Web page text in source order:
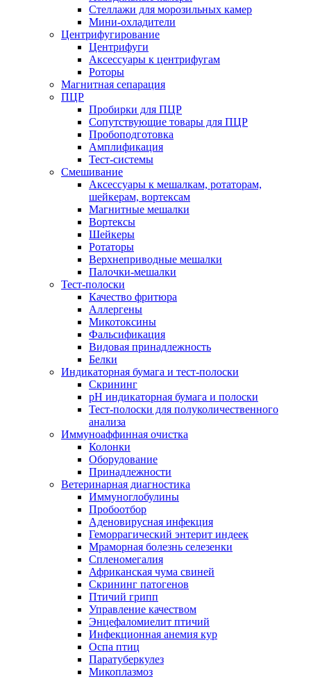
Стеллажи для морозильных камер
Мини-охладители
Центрифугирование
Центрифуги
Аксессуары к центрифугам
Роторы
Магнитная сепарация
ПЦР
Пробирки для ПЦР
Сопутствующие товары для ПЦР
Пробоподготовка
Амплификация
Тест-системы
Смешивание
Аксессуары к мешалкам, ротаторам,
шейкерам, вортексам
Магнитные мешалки
Вортексы
Шейкеры
Ротаторы
Верхнеприводные мешалки
Палочки-мешалки
Тест-полоски
Качество фритюра
Аллергены
Микотоксины
Фальсификация
Видовая принадлежность
Белки
Индикаторная бумага и тест-полоски
Скрининг
pH индикаторная бумага и полоски
Тест-полоски для полуколичественного
анализа
Иммуноаффинная очистка
Колонки
Оборудование
Принадлежности
Ветеринарная диагностика
Иммуноглобулины
Пробоотбор
Аденовирусная инфекция
Геморрагический энтерит индеек
Мраморная болезнь селезенки
Спленомегалия
Африканская чума свиней
Скрининг патогенов
Птичий грипп
Управление качеством
Энцефаломиелит птичий
Инфекционная анемия кур
Оспа птиц
Паратуберкулез
Микоплазмоз